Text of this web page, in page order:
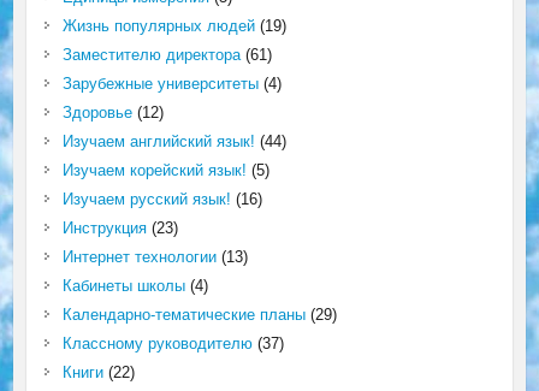
Жизнь популярных людей(19)
Заместителю директора(61)
Зарубежные университеты(4)
Здоровье(12)
Изучаем английский язык! (44)
Изучаем корейский язык! (5)
Изучаем русский язык! (16)
Инструкция(23)
Интернет технологии(13)
Кабинеты школы(4)
Календарно-тематические планы(29)
Классному руководителю(37)
Книги(22)